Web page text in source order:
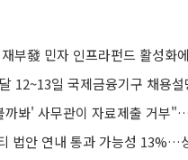
부發 민자 인프라펀드 활성화